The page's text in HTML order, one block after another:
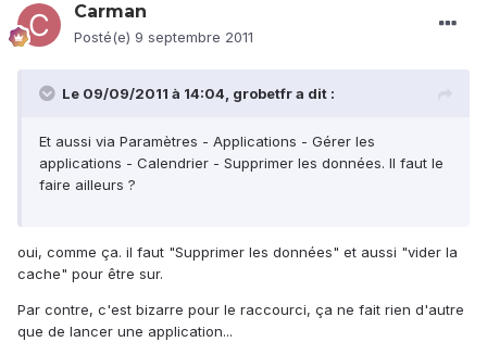
Carman
Posté(e) 9 septembre 2011
Le 09/09/2011 à 14:04, grobetfr a dit :
Et aussi via Paramètres - Applications - Gérer les
applications - Calendrier - Supprimer les données. Il faut le
faire ailleurs ?
oui, comme ça. il faut "Supprimer les données" et aussi "vider la
cache" pour être sur.
Par contre, c'est bizarre pour le raccourci, ça ne fait rien d'autre
que de lancer une application...